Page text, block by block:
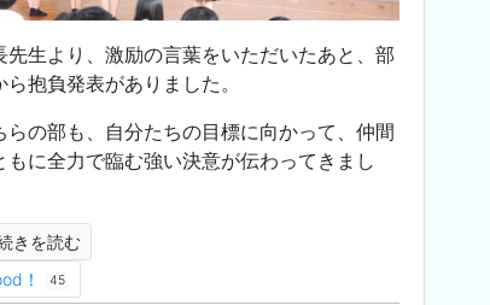
先生より、激励の言葉をいただいたあと、部
ら抱負発表がありました。
らの部も、自分たちの目標に向かって、仲間
もに全力で臨む強い決意が伝わってきまし
きを読む
！
45